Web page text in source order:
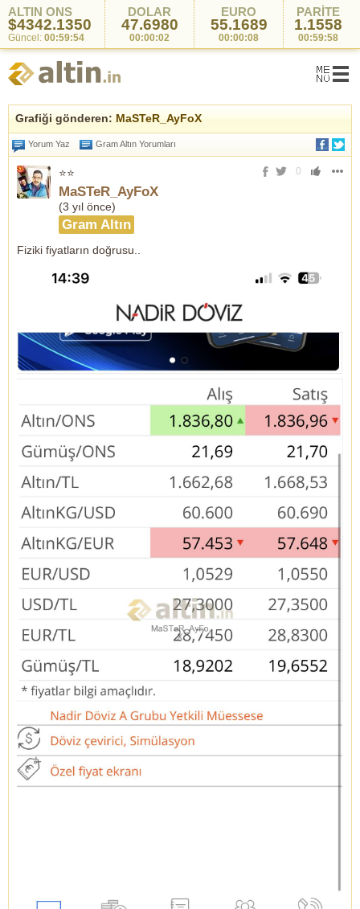
ALTIN ONS
$4342.1350
Güncel: 00:59:54
DOLAR
47.6980
00:00:02
EURO
55.1689
00:00:08
PARİTE
1.1558
00:59:58
Grafiği gönderen: MaSTeR_AyFoX
Yorum Yaz Gram Altın Yorumları
⭐⭐
MaSTeR_AyFoX
(3 yıl önce)
Gram Altın
0
Fiziki fiyatların doğrusu..